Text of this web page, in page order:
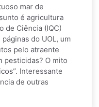
mar de
é agricultura
de Ciência (IQC)
do UOL, um
pelo atraente
pesticidas? O mito
Interessante
de outras